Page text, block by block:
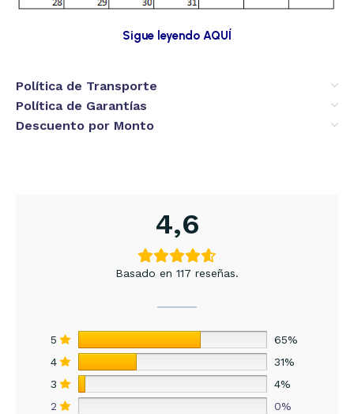
Sigue leyendo AQUÍ
Política de Transporte
Política de Garantías
Descuento por Monto
4,6
Basado en 117 reseñas.
5
65%
4
31%
3
4%
2
0%